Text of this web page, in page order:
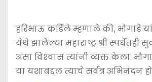
हरिभाऊ कर्डिले म्हणाले की,
येथे झालेल्या महाराष्ट्र श्री
असा विश्‍वास त्यांनी व्यक्त केला.
या यशाबद्दल त्याचे सर्वत्र अभिनंदन